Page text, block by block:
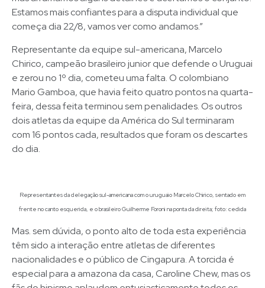
Estamos mais confiantes para a disputa individual que
começa dia 22/8, vamos ver como andamos.”
Representante da equipe sul-americana, Marcelo
Chirico, campeão brasileiro junior que defende o Uruguai
e zerou no 1º dia, cometeu uma falta. O colombiano
Mario Gamboa, que havia feito quatro pontos na quarta-
feira, dessa feita terminou sem penalidades. Os outros
dois atletas da equipe da América do Sul terminaram
com 16 pontos cada, resultados que foram os descartes
do dia.
Representantes da delegação sul-americana com o uruguaio Marcelo Chirico, sentado em
frente no canto esquerida, e o brasileiro Guilherme Foroni na ponta da direita; foto: cedida
Mas. sem dúvida, o ponto alto de toda esta experiência
têm sido a interação entre atletas de diferentes
nacionalidades e o público de Cingapura. A torcida é
especial para a amazona da casa, Caroline Chew, mas os